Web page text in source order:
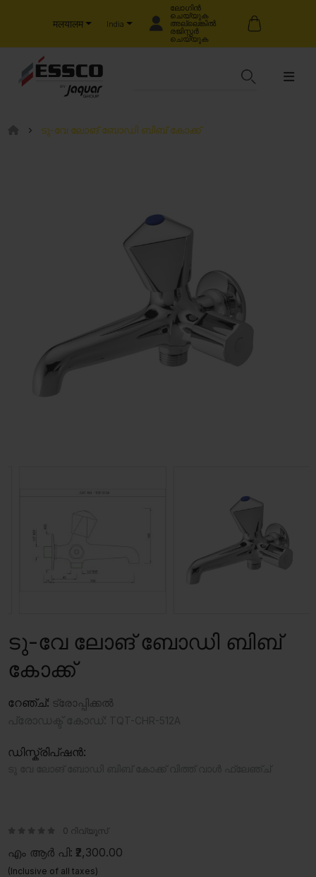
मलयालम India
ലോഗിൻ
ചെയ്യുക
അല്ലെങ്കിൽ
രജിസ്റ്റർ
ചെയ്യുക
ടു-വേ ലോങ് ബോഡി ബിബ് കോക്ക്
ടു-വേ ലോങ് ബോഡി ബിബ്
കോക്ക്
റേഞ്ച്: ട്രോപ്പിക്കൽ
ഡിസ്ക്രിപ്ഷൻ:
0 റിവ്യൂസ്
എം ആർ പി: ₹2,300.00
(Inclusive of all taxes)